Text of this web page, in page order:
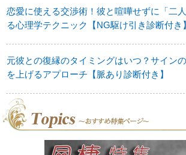
恋愛に使える交渉術！彼と喧嘩せずに「二
る心理学テクニック【NG駆け引き診断付き】
元彼との復縁のタイミングはいつ？サイン
を上げるアプローチ【脈あり診断付き】